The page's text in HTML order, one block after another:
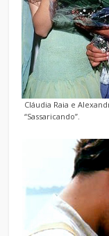
Cláudia Raia e
“Sassaricando”.